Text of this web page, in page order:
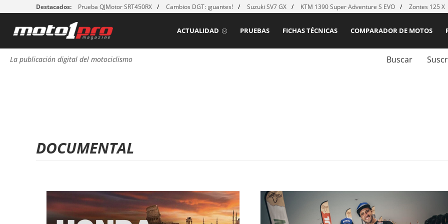
Destacados: Prueba QJMotor SRT450RX Cambios DGT: ¡guantes! Suzuki SV7 GX KTM 1390 Super Adventure S EVO Zontes 125 X
COMPARADOR DE MOTOS
FICHAS TÉCNICAS
PRUEBAS
ACTUALIDAD
La publicación digital del motociclismo Buscar
DOCUMENTAL